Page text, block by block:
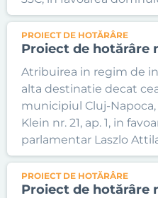
PROIECT DE HOTĂRÂRE
Proiect de hotărâre
Atribuirea in regim de
alta destinatie decat
municipiul Cluj-
Klein nr. 21, ap. 1, in
parlamentar Laszlo
PROIECT DE HOTĂRÂRE
Proiect de hotărâre